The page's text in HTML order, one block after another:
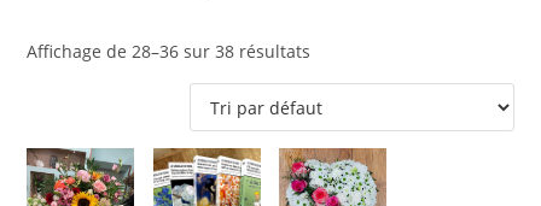
Affichage de 28–36 sur 38 résultats